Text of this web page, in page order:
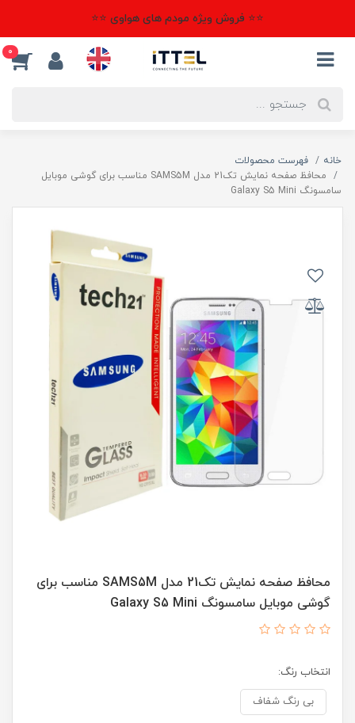
⭐⭐ فروش ویژه مودم های هواوی ⭐⭐
0
خانه
فهرست محصولات
محافظ صفحه نمایش تک21 مدل SAMS5M مناسب برای گوشی موبایل
سامسونگ Galaxy S5 Mini
محافظ صفحه نمایش تک21 مدل SAMS5M مناسب برای
گوشی موبایل سامسونگ Galaxy S5 Mini
انتخاب رنگ:
بی رنگ شفاف